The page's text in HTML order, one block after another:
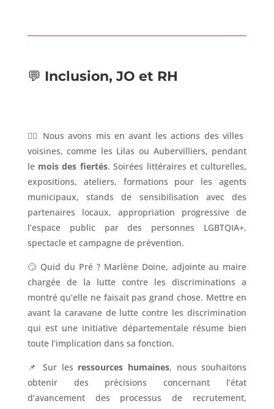
💬 Inclusion, JO et RH
🏳‍🌈 Nous avons mis en avant les actions des villes
voisines, comme les Lilas ou Aubervilliers, pendant
le mois des fiertés. Soirées littéraires et culturelles,
expositions, ateliers, formations pour les agents
municipaux, stands de sensibilisation avec des
partenaires locaux, appropriation progressive de
l’espace public par des personnes LGBTQIA+,
spectacle et campagne de prévention.
🙄 Quid du Pré ? Marlène Doine, adjointe au maire
chargée de la lutte contre les discriminations a
montré qu’elle ne faisait pas grand chose. Mettre en
avant la caravane de lutte contre les discrimination
qui est une initiative départementale résume bien
toute l’implication dans sa fonction.
📌 Sur les ressources humaines, nous souhaitons
obtenir des précisions concernant l’état
d’avancement des processus de recrutement,